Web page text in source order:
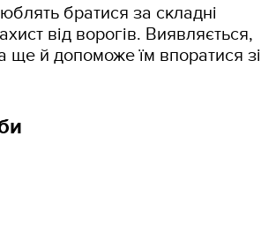
братися за складні
від ворогів. Виявляється,
ще й допоможе їм впоратися зі